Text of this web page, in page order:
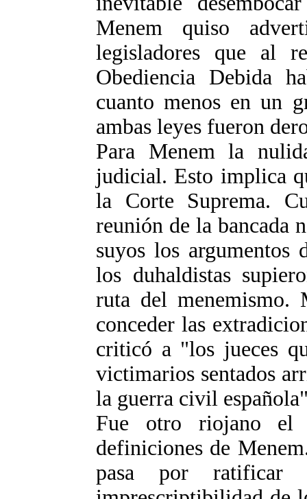
Menem quiso
legisladores que al
Obediencia Debida
cuanto menos en un
ambas leyes fueron
Para Menem la
judicial. Esto implica
la Corte Suprema.
reunión de la bancada
suyos los argumentos
los duhaldistas
ruta del menemismo.
conceder las
criticó a "los jueces
victimarios sentados
la guerra civil
Fue otro riojano
definiciones de
pasa por ratificar